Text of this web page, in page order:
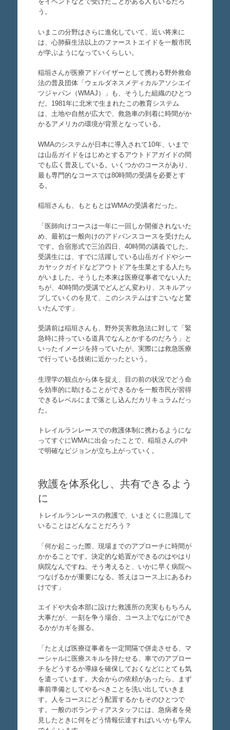
う。
いまこの分野はさらに進化していて、近い将来に
は、心肺蘇生法以上のファーストエイドを一般市民
が学ぶようになっていくらしい。
稲垣さんが医療アドバイザーとして携わる野外救命
法の普及団体「ウェルダネスメディカルアソシエイ
ツジャパン（WMAJ）」も、そうした組織のひとつ
だ。1981年に北米で生まれたこの教育システム
は、土地や自然が広大で、救急車の到着に時間がか
かるアメリカの環境が背景となっている。
WMAのシステムが日本に導入されて10年、いまで
は山岳ガイドをはじめとするアウトドアガイドの間
でも広く普及している。いくつかのコースがあり、
最も専門的なコースでは80時間の受講を必要とす
る。
稲垣さんも、もともとはWMAの受講者だった。
「医師向けコースは一年に一回しか開催されないた
め、最初は一般向けのアドバンスコースを受けたん
です。合宿形式で三泊四日、40時間の講義でした。
受講生には、すでに活躍している山岳ガイドやシー
カヤックガイドなどアウトドアを生業とする人たち
がいました。そうした本来は医療従事者でない人た
ちが、40時間の受講でどんどん変わり、スキルアッ
プしていくのを見て、このシステムはすごいなと驚
いたんです」
受講前は稲垣さんも、野外災害救急法に対して「緊
急時に持っている道具でなんとかするのだろう」と
いったイメージを持っていたが、実際には救急医療
で行っている技術に近かったという。
生理学の観点から体を捉え、目の前の状況でどう命
を効率的に助けることができるかを一般市民が習得
できるレベルにまで落とし込んだカリキュラムだっ
た。
トレイルランレースでの救護体制に携わるようにな
ってすぐにWMAに出会ったことで、稲垣さんの中
で明確なビジョンが立ち上がっていく。
救護を体系化し、共有できるよう
に
トレイルランレースの救護で、いまとくに意識して
いることはどんなことだろう？
「何か起こった際、現場までのアプローチに時間が
かかることです。決定的な処置ができるのはやはり
病院なんですね。そう考えると、いかに早く病院へ
つなげるかが重要になる。答えはコース上にあるわ
けです」
エイドや大会本部に設けた救護所の充実ももちろん
大事だが、一刻を争う場合、コース上でなにができ
るかがカギを握る。
「たとえば医療従事者を一定間隔で併走させる、マ
ーシャルに医療スキルを持たせる、車でのアプロー
チをどうするか導線を確保しておくなどにとても気
を遣っています。大会からの依頼があったら、まず
事前準備としてやるべきことを洗い出していきま
す。人をコースにどう配置するかもそのひとつで
す。一般のボランティアスタッフには、急病者を発
見したときに何をどう情報伝達すればいいかも学ん